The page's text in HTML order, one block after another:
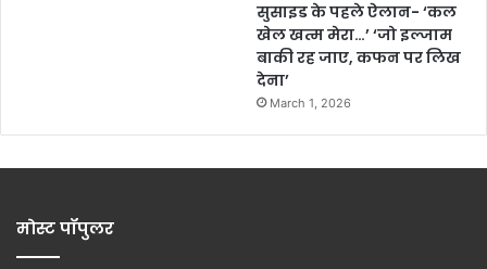
सुसाइड के पहले ऐलान- ‘कल
खेल खत्म मेरा…’ ‘जो इल्जाम
बाकी रह जाए, कफन पर लिख
देना’
March 1, 2026
मोस्ट पॉपुलर